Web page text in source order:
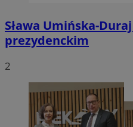
Sława Umińska-
prezydenckim
2